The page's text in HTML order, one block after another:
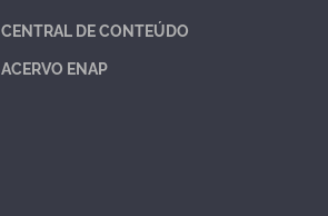
CENTRAL DE CONTEÚDO
ACERVO ENAP